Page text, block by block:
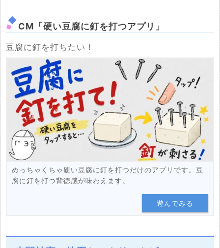
CM「硬い豆腐に釘を打つアプリ」
豆腐に釘を打ちたい！
めっちゃくちゃ硬い豆腐に釘を打つだけのアプリです。豆
腐に釘を打つ背徳感が味わえます。
遊んでみる